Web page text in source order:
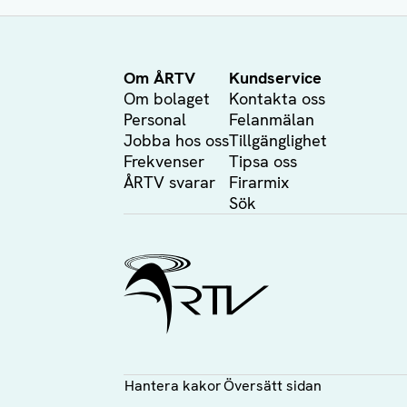
Om ÅRTV
Om bolaget
Personal
Jobba hos oss
Frekvenser
ÅRTV svarar
Kundservice
Kontakta oss
Felanmälan
Tillgänglighet
Tipsa oss
Firarmix
Sök
Ålands Radio & TV
Hantera kakorÖversätt sidan